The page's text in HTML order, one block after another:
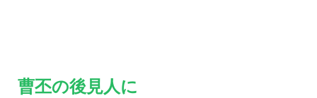
曹丕の後見人に